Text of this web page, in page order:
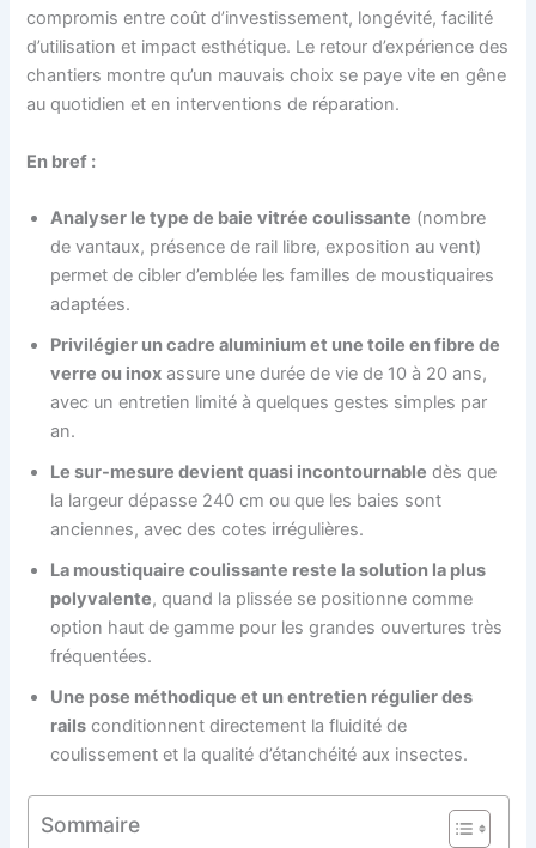
compromis entre coût d’investissement, longévité, facilité
d’utilisation et impact esthétique. Le retour d’expérience des
chantiers montre qu’un mauvais choix se paye vite en gêne
au quotidien et en interventions de réparation.
En bref :
Analyser le type de baie vitrée coulissante (nombre
de vantaux, présence de rail libre, exposition au vent)
permet de cibler d’emblée les familles de moustiquaires
adaptées.
Privilégier un cadre aluminium et une toile en fibre de
verre ou inox assure une durée de vie de 10 à 20 ans,
avec un entretien limité à quelques gestes simples par
an.
Le sur-mesure devient quasi incontournable dès que
la largeur dépasse 240 cm ou que les baies sont
anciennes, avec des cotes irrégulières.
La moustiquaire coulissante reste la solution la plus
polyvalente, quand la plissée se positionne comme
option haut de gamme pour les grandes ouvertures très
fréquentées.
Une pose méthodique et un entretien régulier des
rails conditionnent directement la fluidité de
coulissement et la qualité d’étanchéité aux insectes.
Sommaire